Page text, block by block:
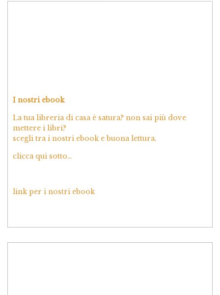
I nostri ebook
La tua libreria di casa è satura? non sai più dove
mettere i libri?
scegli tra i nostri ebook e buona lettura.
clicca qui sotto…
link per i nostri ebook